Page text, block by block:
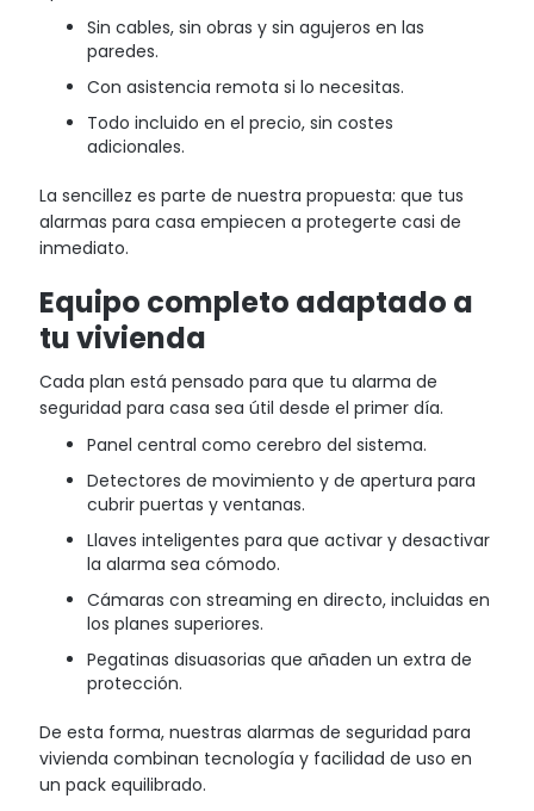
Sin cables, sin obras y sin agujeros en las
paredes.
Con asistencia remota si lo necesitas.
Todo incluido en el precio, sin costes
adicionales.
La sencillez es parte de nuestra propuesta: que tus
alarmas para casa empiecen a protegerte casi de
inmediato.
Equipo completo adaptado a
tu vivienda
Cada plan está pensado para que tu alarma de
seguridad para casa sea útil desde el primer día.
Panel central como cerebro del sistema.
Detectores de movimiento y de apertura para
cubrir puertas y ventanas.
Llaves inteligentes para que activar y desactivar
la alarma sea cómodo.
Cámaras con streaming en directo, incluidas en
los planes superiores.
Pegatinas disuasorias que añaden un extra de
protección.
De esta forma, nuestras alarmas de seguridad para
vivienda combinan tecnología y facilidad de uso en
un pack equilibrado.